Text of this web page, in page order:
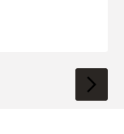
3 4 5